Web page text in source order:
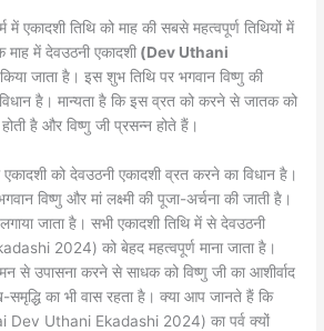
में एकादशी तिथि को माह की सबसे महत्वपूर्ण तिथियों में
माह में देवउठनी एकादशी (Dev Uthani
जाता है। इस शुभ तिथि पर भगवान विष्णु की
है। मान्यता है कि इस व्रत को करने से जातक को
है और विष्णु जी प्रसन्न होते हैं।
को देवउठनी एकादशी व्रत करने का विधान है।
विष्णु और मां लक्ष्मी की पूजा-अर्चना की जाती है।
जाता है। सभी एकादशी तिथि में से देवउठनी
2024) को बेहद महत्वपूर्ण माना जाता है।
से उपासना करने से साधक को विष्णु जी का आशीर्वाद
समृद्धि का भी वास रहता है। क्या आप जानते हैं कि
Dev Uthani Ekadashi 2024) का पर्व क्यों